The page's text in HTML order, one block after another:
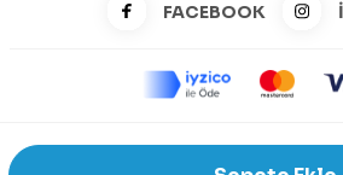
FACEBOOK
©2026 Zeysports Tüm